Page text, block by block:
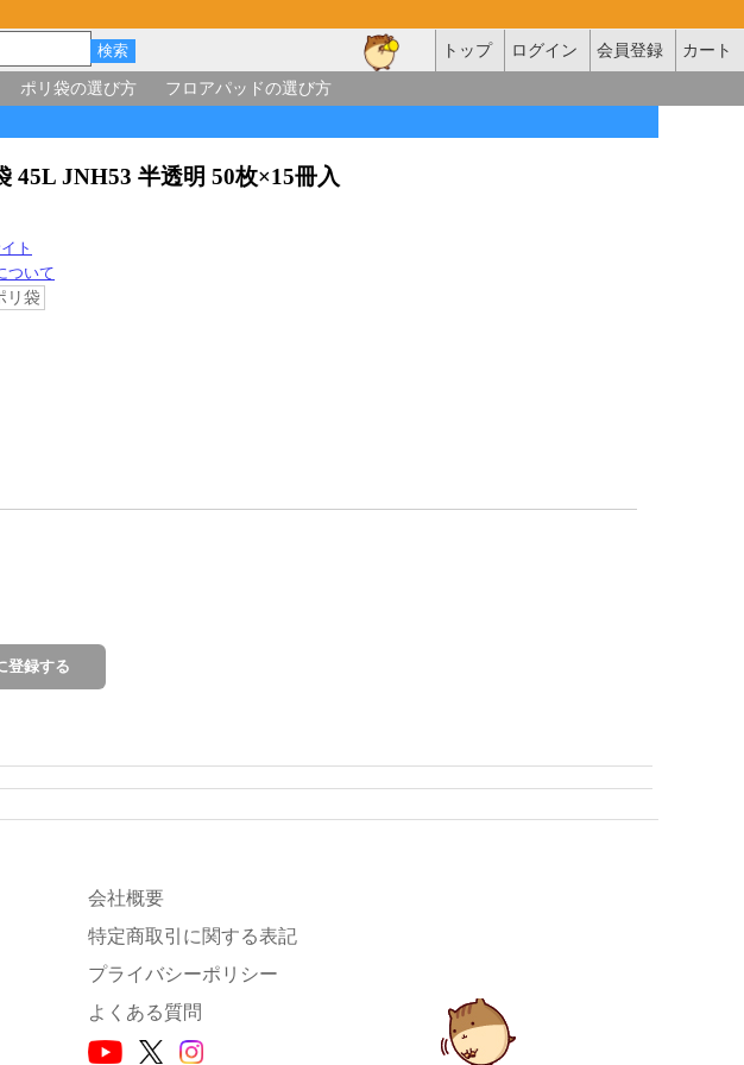
トップ ログイン 会員登録
カート
ポリ袋の選び方 フロアパッドの選び方
45L JNH53 半透明 50枚×15冊入
ト
ついて
リ袋
会社概要
特定商取引に関する表記
プライバシーポリシー
よくある質問